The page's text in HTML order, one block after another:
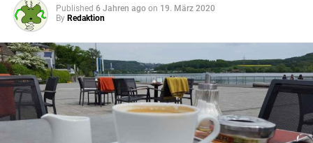
Published 6 Jahren ago on 19. März 2020
By Redaktion